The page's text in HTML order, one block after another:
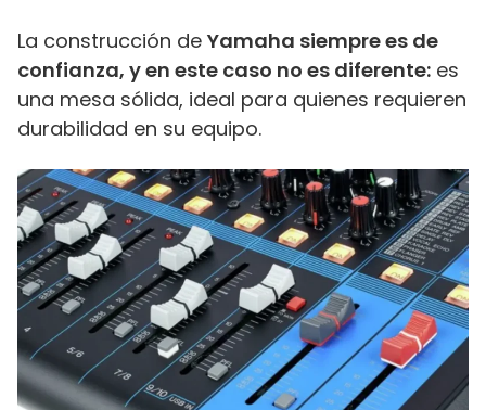
La construcción de Yamaha siempre es de
confianza, y en este caso no es diferente: es
una mesa sólida, ideal para quienes requieren
durabilidad en su equipo.